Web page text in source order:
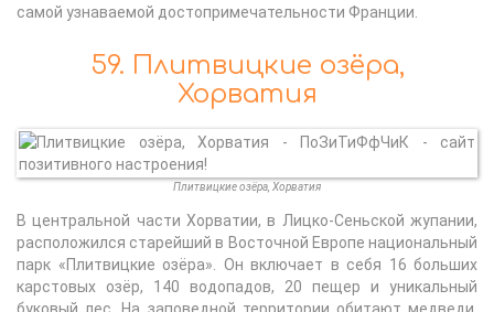
самой узнаваемой достопримечательности Франции.
59. Плитвицкие озёра,
Хорватия
Плитвицкие озёра, Хорватия
В центральной части Хорватии, в Лицко-Сеньской жупании,
расположился старейший в Восточной Европе национальный
парк «Плитвицкие озёра». Он включает в себя 16 больших
карстовых озёр, 140 водопадов, 20 пещер и уникальный
буковый лес. На заповедной территории обитают медведи,